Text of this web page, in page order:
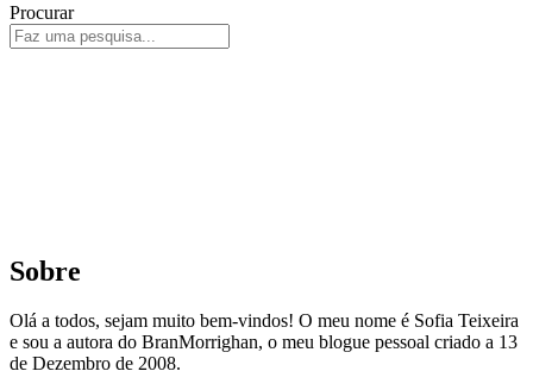
Procurar
Sobre
Olá a todos, sejam muito bem-vindos! O meu nome é Sofia Teixeira
e sou a autora do BranMorrighan, o meu blogue pessoal criado a 13
de Dezembro de 2008.